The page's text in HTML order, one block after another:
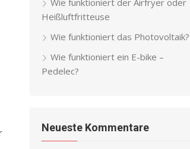
Wie funktioniert der Airfryer oder
Heißluftfritteuse
Wie funktioniert das Photovoltaik?
Wie funktioniert ein E-bike –
Pedelec?
Neueste Kommentare